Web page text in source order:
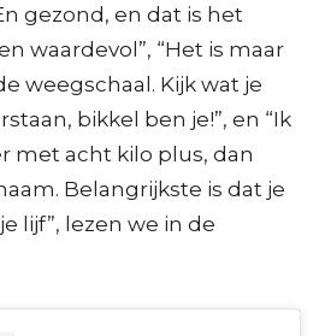
gezond, en dat is het
waardevol”, “Het is maar
weegschaal. Kijk wat je
bikkel ben je!”, en “Ik
met acht kilo plus, dan
Belangrijkste is dat je
lijf”, lezen we in de